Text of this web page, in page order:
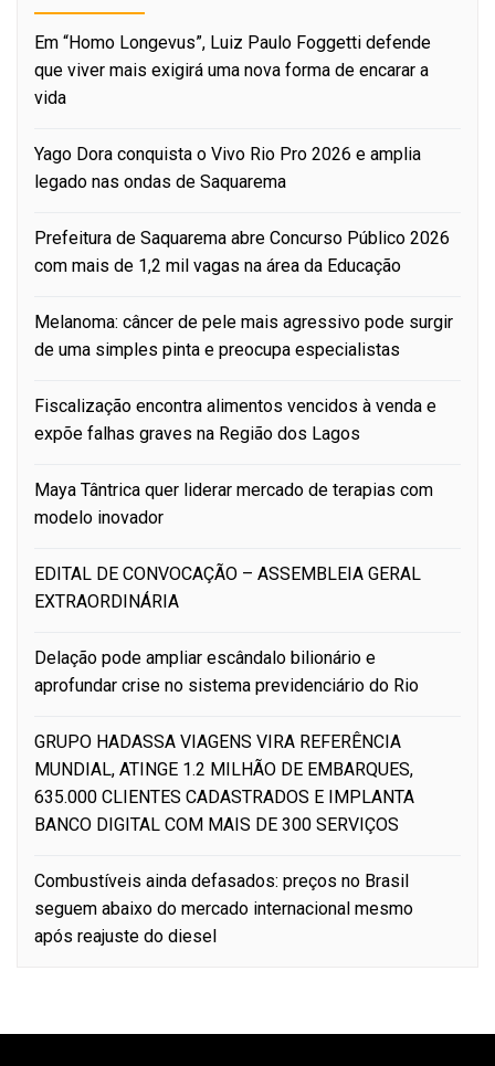
Em “Homo Longevus”, Luiz Paulo Foggetti defende
que viver mais exigirá uma nova forma de encarar a
vida
Yago Dora conquista o Vivo Rio Pro 2026 e amplia
legado nas ondas de Saquarema
Prefeitura de Saquarema abre Concurso Público 2026
com mais de 1,2 mil vagas na área da Educação
Melanoma: câncer de pele mais agressivo pode surgir
de uma simples pinta e preocupa especialistas
Fiscalização encontra alimentos vencidos à venda e
expõe falhas graves na Região dos Lagos
Maya Tântrica quer liderar mercado de terapias com
modelo inovador
EDITAL DE CONVOCAÇÃO – ASSEMBLEIA GERAL
EXTRAORDINÁRIA
Delação pode ampliar escândalo bilionário e
aprofundar crise no sistema previdenciário do Rio
GRUPO HADASSA VIAGENS VIRA REFERÊNCIA
MUNDIAL, ATINGE 1.2 MILHÃO DE EMBARQUES,
635.000 CLIENTES CADASTRADOS E IMPLANTA
BANCO DIGITAL COM MAIS DE 300 SERVIÇOS
Combustíveis ainda defasados: preços no Brasil
seguem abaixo do mercado internacional mesmo
após reajuste do diesel